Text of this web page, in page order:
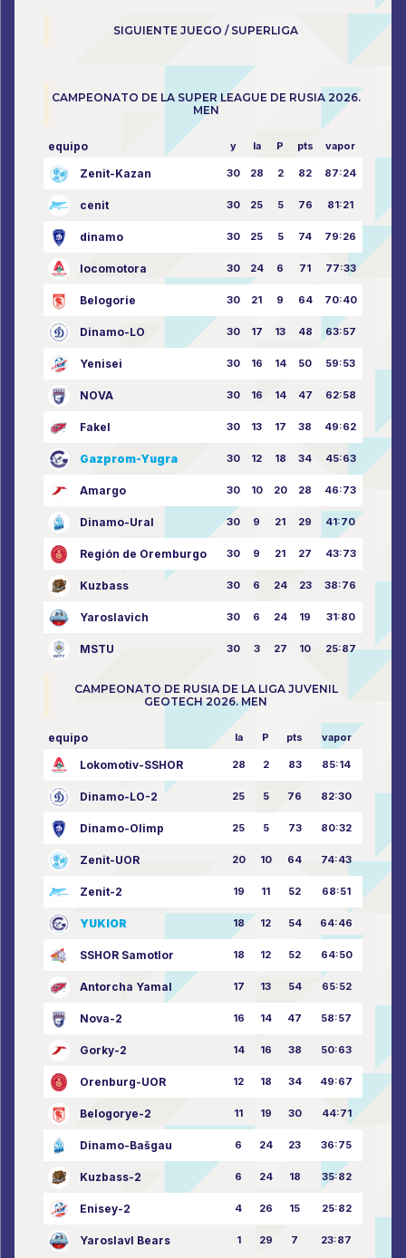
SIGUIENTE JUEGO / SUPERLIGA
CAMPEONATO DE LA SUPER LEAGUE DE RUSIA 2026.
MEN
equipo y la P pts vapor
Zenit-Kazan 30 28 2 82 87:24
cenit 30 25 5 76 81:21
dinamo 30 25 5 74 79:26
locomotora 30 24 6 71 77:33
Belogorie 30 21 9 64 70:40
Dinamo-LO 30 17 13 48 63:57
Yenisei 30 16 14 50 59:53
NOVA 30 16 14 47 62:58
Fakel 30 13 17 38 49:62
Gazprom-Yugra 30 12 18 34 45:63
Amargo 30 10 20 28 46:73
Dinamo-Ural 30 9 21 29 41:70
Región de Oremburgo 30 9 21 27 43:73
Kuzbass 30 6 24 23 38:76
Yaroslavich 30 6 24 19 31:80
MSTU 30 3 27 10 25:87
CAMPEONATO DE RUSIA DE LA LIGA JUVENIL
GEOTECH 2026. MEN
equipo la P pts vapor
Lokomotiv-SSHOR 28 2 83 85:14
Dinamo-LO-2 25 5 76 82:30
Dinamo-Olimp 25 5 73 80:32
Zenit-UOR 20 10 64 74:43
Zenit-2 19 11 52 68:51
YUKIOR 18 12 54 64:46
SSHOR Samotlor 18 12 52 64:50
Antorcha Yamal 17 13 54 65:52
Nova-2 16 14 47 58:57
Gorky-2 14 16 38 50:63
Orenburg-UOR 12 18 34 49:67
Belogorye-2 11 19 30 44:71
Dinamo-Bašgau 6 24 23 36:75
Kuzbass-2 6 24 18 35:82
Enisey-2 4 26 15 25:82
Yaroslavl Bears 1 29 7 23:87